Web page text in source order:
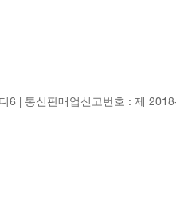
6 | 통신판매업신고번호 : 제